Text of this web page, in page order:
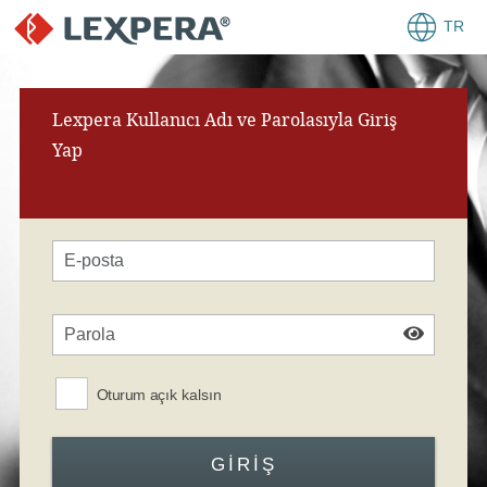
TR
Lexpera Kullanıcı Adı ve Parolasıyla Giriş
Yap
Oturum açık kalsın
GIRIŞ